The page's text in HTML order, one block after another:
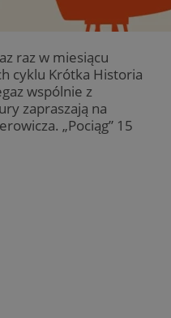
raz w miesiącu
cyklu Krótka Historia
wspólnie z
zapraszają na
„Pociąg” 15